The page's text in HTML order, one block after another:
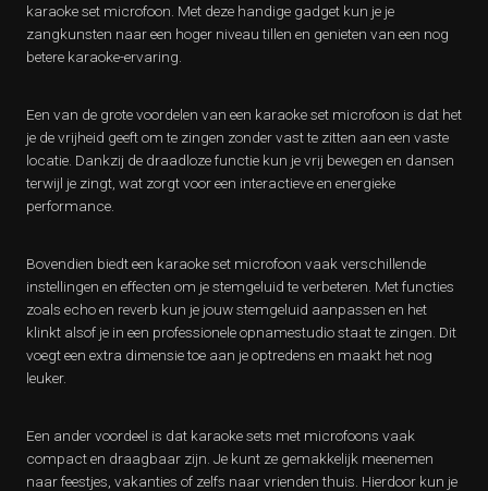
karaoke set microfoon. Met deze handige gadget kun je je
zangkunsten naar een hoger niveau tillen en genieten van een nog
betere karaoke-ervaring.
Een van de grote voordelen van een karaoke set microfoon is dat het
je de vrijheid geeft om te zingen zonder vast te zitten aan een vaste
locatie. Dankzij de draadloze functie kun je vrij bewegen en dansen
terwijl je zingt, wat zorgt voor een interactieve en energieke
performance.
Bovendien biedt een karaoke set microfoon vaak verschillende
instellingen en effecten om je stemgeluid te verbeteren. Met functies
zoals echo en reverb kun je jouw stemgeluid aanpassen en het
klinkt alsof je in een professionele opnamestudio staat te zingen. Dit
voegt een extra dimensie toe aan je optredens en maakt het nog
leuker.
Een ander voordeel is dat karaoke sets met microfoons vaak
compact en draagbaar zijn. Je kunt ze gemakkelijk meenemen
naar feestjes, vakanties of zelfs naar vrienden thuis. Hierdoor kun je